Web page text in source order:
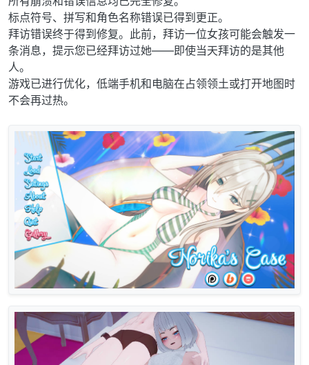
标点符号、拼写和角色名称错误已得到更正。
拜访错误终于得到修复。此前，拜访一位女孩可能会触发一
条消息，提示您已经拜访过她——即使当天拜访的是其他
人。
游戏已进行优化，低端手机和电脑在占领领土或打开地图时
不会再过热。